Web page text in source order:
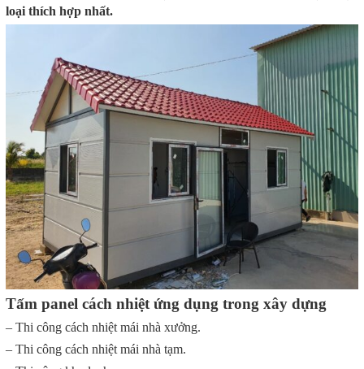
loại thích hợp nhất.
Tấm panel cách nhiệt ứng dụng trong xây dựng
– Thi công cách nhiệt mái nhà xưởng.
– Thi công cách nhiệt mái nhà tạm.